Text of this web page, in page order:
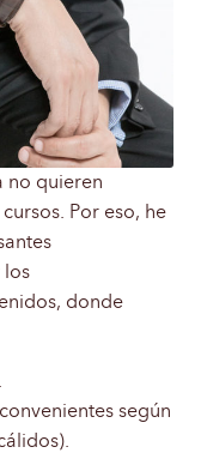
no quieren
Por eso, he
donde
según